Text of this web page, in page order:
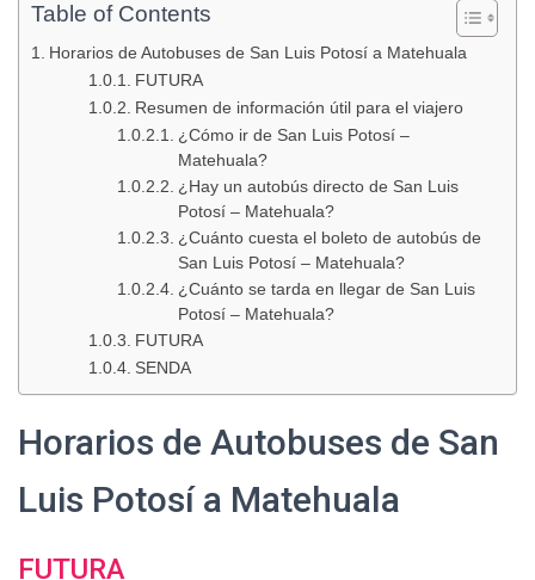
Table of Contents
Horarios de Autobuses de San Luis Potosí a Matehuala
FUTURA
Resumen de información útil para el viajero
¿Cómo ir de San Luis Potosí –
Matehuala?
¿Hay un autobús directo de San Luis
Potosí – Matehuala?
¿Cuánto cuesta el boleto de autobús de
San Luis Potosí – Matehuala?
¿Cuánto se tarda en llegar de San Luis
Potosí – Matehuala?
FUTURA
SENDA
Horarios de Autobuses de San
Luis Potosí a Matehuala
FUTURA